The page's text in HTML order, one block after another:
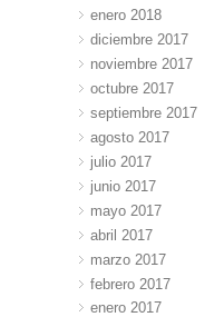
enero 2018
diciembre 2017
noviembre 2017
octubre 2017
septiembre 2017
agosto 2017
julio 2017
junio 2017
mayo 2017
abril 2017
marzo 2017
febrero 2017
enero 2017